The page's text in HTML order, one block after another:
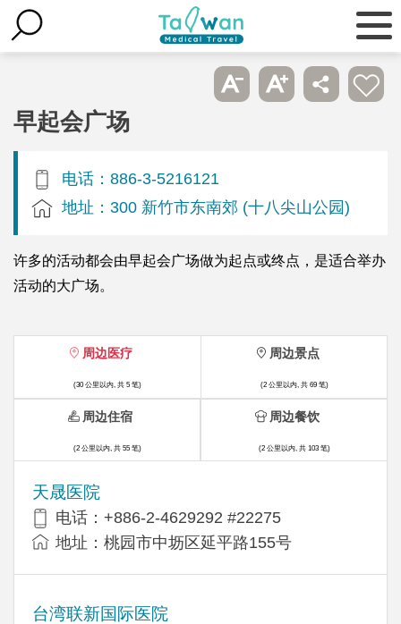
早起会广场
电话：886-3-5216121
地址：300 新竹市东南郊 (十八尖山公园)
许多的活动都会由早起会广场做为起点或终点，是适合举办
活动的大广场。
周边医疗
(30 公里以内, 共 5 笔)
天晟医院
电话：+886-2-4629292 #22275
地址：桃园市中坜区延平路155号
台湾联新国际医院
周边景点
(2 公里以内, 共 69 笔)
周边住宿
(2 公里以内, 共 55 笔)
周边餐饮
(2 公里以内, 共 103 笔)